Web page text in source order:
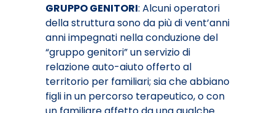
GRUPPO GENITORI: Alcuni operatori
della struttura sono da più di vent’anni
anni impegnati nella conduzione del
“gruppo genitori” un servizio di
relazione auto-aiuto offerto al
territorio per familiari; sia che abbiano
figli in un percorso terapeutico, o con